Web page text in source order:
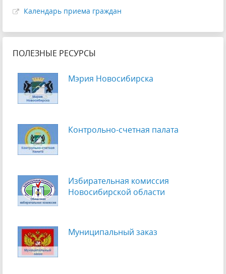
Календарь приема граждан
ПОЛЕЗНЫЕ РЕСУРСЫ
Мэрия Новосибирска
Контрольно-счетная палата
Избирательная комиссия
Новосибирской области
Муниципальный заказ